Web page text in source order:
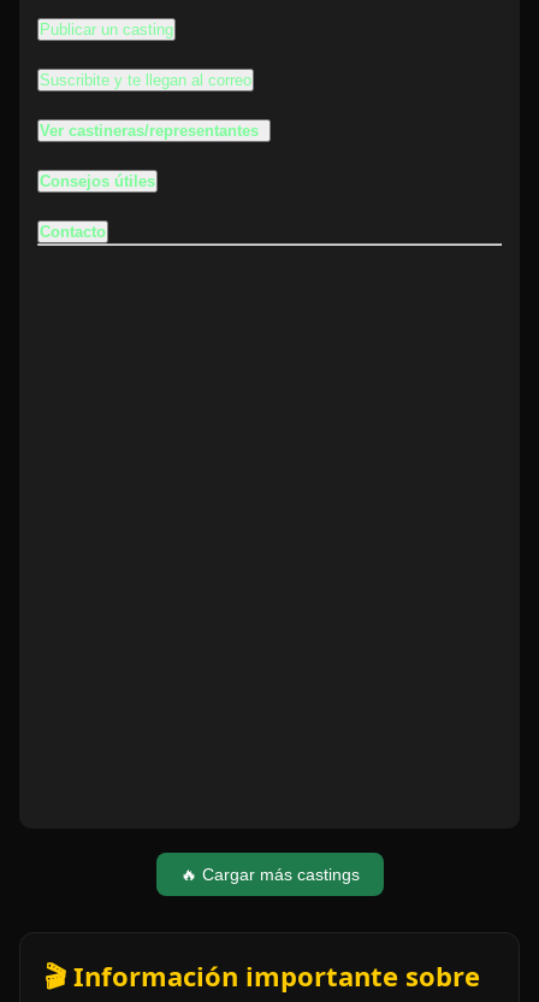
Publicar un casting
Suscribite y te llegan al correo
Ver castineras/representantes
Consejos útiles
Contacto
🔥 Cargar más castings
🎬 Información importante sobre